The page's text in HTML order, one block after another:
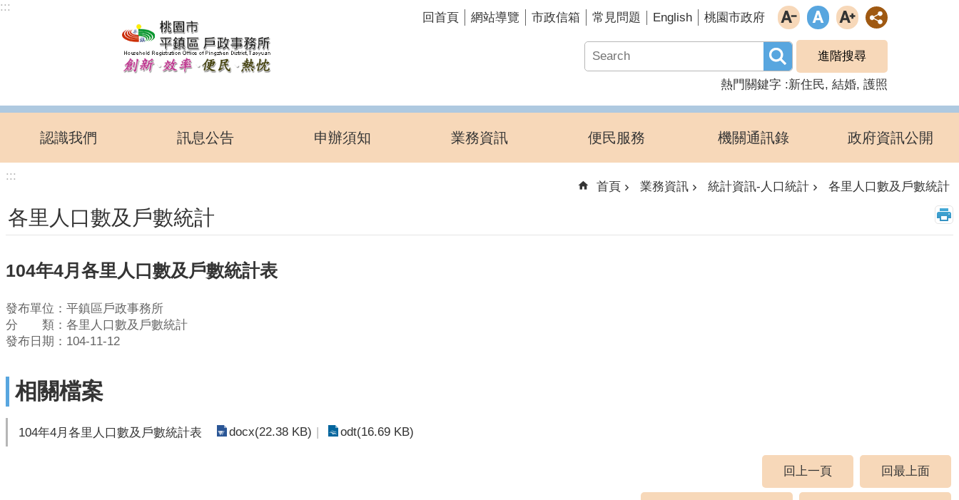
跳到主要內容區塊
:::
回首頁 網站導覽 市政信箱 常見問題 English 桃園市政府
進階搜尋
熱門關鍵字 新住民 結婚 護照
認識我們 訊息公告 申辦須知 業務資訊 便民服務 機關通訊錄 政府資訊公開
:::
首頁 業務資訊 統計資訊-人口統計 各里人口數及戶數統計
各里人口數及戶數統計
104年4月各里人口數及戶數統計表
發布單位：平鎮區戶政事務所
分 類：各里人口數及戶數統計
發布日期：104-11-12
相關檔案
104年4月各里人口數及戶數統計表 docx(22.38 KB) odt(16.69 KB)
回上一頁 回最上面